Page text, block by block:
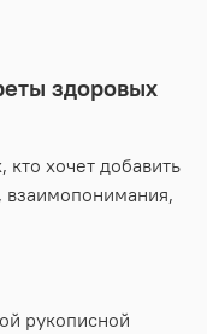
здоровых
хочет добавить
рукописной